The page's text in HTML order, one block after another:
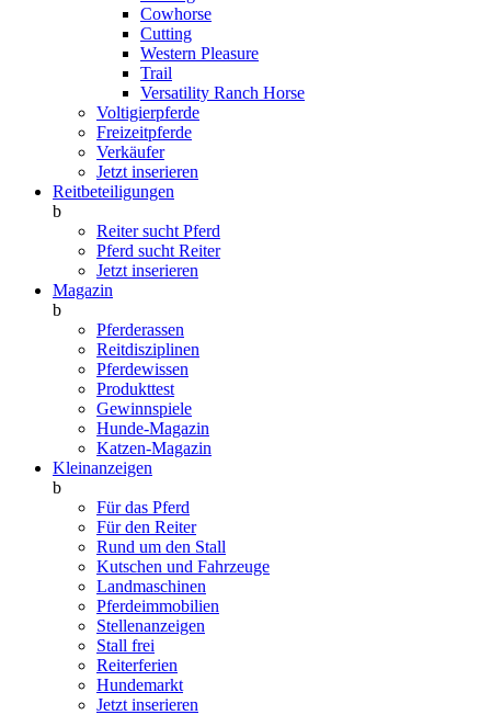
Cowhorse
Cutting
Western Pleasure
Trail
Versatility Ranch Horse
Voltigierpferde
Freizeitpferde
Verkäufer
Jetzt inserieren
Reitbeteiligungen
b
Reiter sucht Pferd
Pferd sucht Reiter
Jetzt inserieren
Magazin
b
Pferderassen
Reitdisziplinen
Pferdewissen
Produkttest
Gewinnspiele
Hunde-Magazin
Katzen-Magazin
Kleinanzeigen
b
Für das Pferd
Für den Reiter
Rund um den Stall
Kutschen und Fahrzeuge
Landmaschinen
Pferdeimmobilien
Stellenanzeigen
Stall frei
Reiterferien
Hundemarkt
Jetzt inserieren